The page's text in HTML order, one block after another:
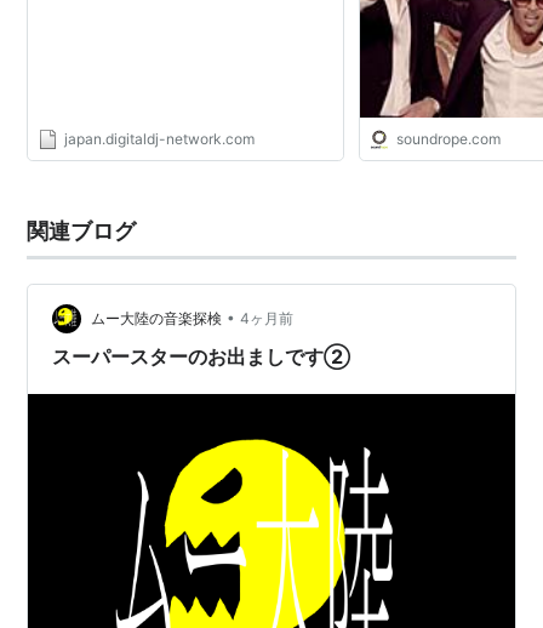
japan.digitaldj-network.com soundrope.com
関連ブログ
ムー大陸の音楽探検 • 4ヶ月前
スーパースターのお出ましです②